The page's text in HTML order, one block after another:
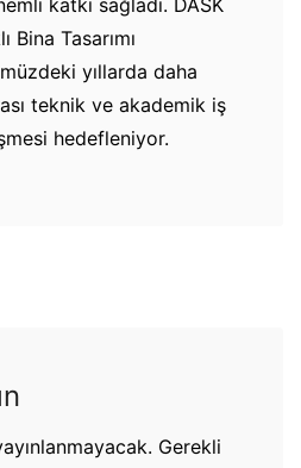
katkı sağladı. DASK
Bina Tasarımı
yıllarda daha
teknik ve akademik iş
hedefleniyor.
Gerekli